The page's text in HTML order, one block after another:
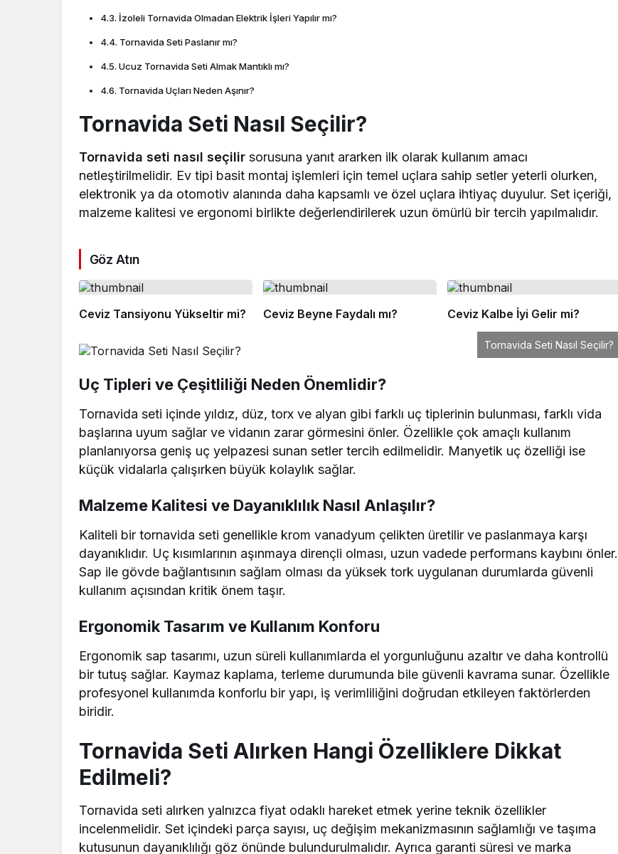
İzoleli Tornavida Olmadan Elektrik İşleri Yapılır mı?
Tornavida Seti Paslanır mı?
Ucuz Tornavida Seti Almak Mantıklı mı?
Tornavida Uçları Neden Aşınır?
Tornavida Seti Nasıl Seçilir?
Tornavida seti nasıl seçilir sorusuna yanıt ararken ilk olarak kullanım amacı
netleştirilmelidir. Ev tipi basit montaj işlemleri için temel uçlara sahip setler yeterli olurken,
elektronik ya da otomotiv alanında daha kapsamlı ve özel uçlara ihtiyaç duyulur. Set içeriği,
malzeme kalitesi ve ergonomi birlikte değerlendirilerek uzun ömürlü bir tercih yapılmalıdır.
Göz Atın
Ceviz Tansiyonu Yükseltir mi? Ceviz Beyne Faydalı mı? Ceviz Kalbe İyi Gelir mi?
Tornavida Seti Nasıl Seçilir?
Uç Tipleri ve Çeşitliliği Neden Önemlidir?
Tornavida seti içinde yıldız, düz, torx ve alyan gibi farklı uç tiplerinin bulunması, farklı vida
başlarına uyum sağlar ve vidanın zarar görmesini önler. Özellikle çok amaçlı kullanım
planlanıyorsa geniş uç yelpazesi sunan setler tercih edilmelidir. Manyetik uç özelliği ise
küçük vidalarla çalışırken büyük kolaylık sağlar.
Malzeme Kalitesi ve Dayanıklılık Nasıl Anlaşılır?
Kaliteli bir tornavida seti genellikle krom vanadyum çelikten üretilir ve paslanmaya karşı
dayanıklıdır. Uç kısımlarının aşınmaya dirençli olması, uzun vadede performans kaybını önler.
Sap ile gövde bağlantısının sağlam olması da yüksek tork uygulanan durumlarda güvenli
kullanım açısından kritik önem taşır.
Ergonomik Tasarım ve Kullanım Konforu
Ergonomik sap tasarımı, uzun süreli kullanımlarda el yorgunluğunu azaltır ve daha kontrollü
bir tutuş sağlar. Kaymaz kaplama, terleme durumunda bile güvenli kavrama sunar. Özellikle
profesyonel kullanımda konforlu bir yapı, iş verimliliğini doğrudan etkileyen faktörlerden
biridir.
Tornavida Seti Alırken Hangi Özelliklere Dikkat
Edilmeli?
Tornavida seti alırken yalnızca fiyat odaklı hareket etmek yerine teknik özellikler
incelenmelidir. Set içindeki parça sayısı, uç değişim mekanizmasının sağlamlığı ve taşıma
kutusunun dayanıklılığı göz önünde bulundurulmalıdır. Ayrıca garanti süresi ve marka